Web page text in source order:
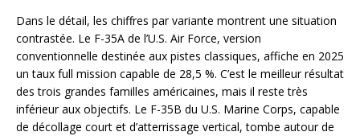
Dans le détail, les chiffres par variante montrent une situation
contrastée. Le F-35A de l’U.S. Air Force, version
conventionnelle destinée aux pistes classiques, affiche en 2025
un taux full mission capable de 28,5 %. C’est le meilleur résultat
des trois grandes familles américaines, mais il reste très
inférieur aux objectifs. Le F-35B du U.S. Marine Corps, capable
de décollage court et d’atterrissage vertical, tombe autour de